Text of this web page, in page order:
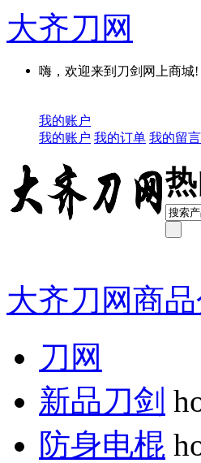
大齐刀网
嗨，欢迎来到刀剑网上商城!
我的账户
我的账户 我的订单 我的留言
大齐刀网商
刀网
新品刀剑
防身电棍